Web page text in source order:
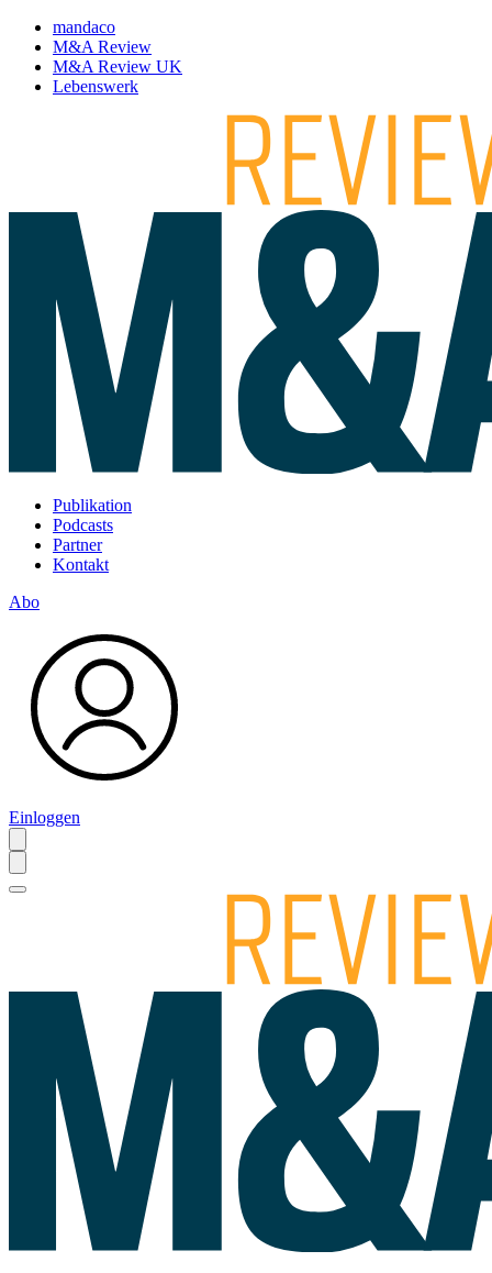
mandaco
M&A Review
M&A Review UK
Lebenswerk
Publikation
Podcasts
Partner
Kontakt
Abo
Einloggen